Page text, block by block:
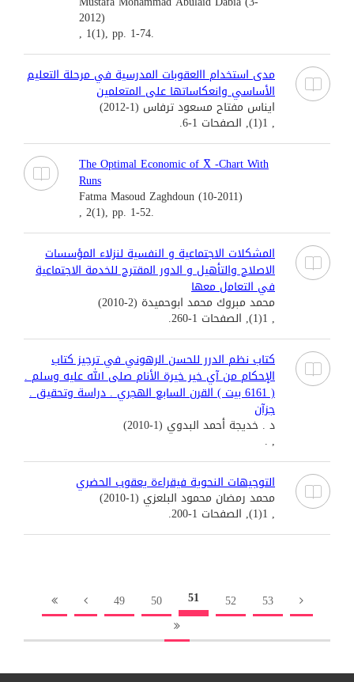
2012)
, 1(1), pp. 1-74.
مدى استخدام االعقوبات المدرسية في مرحلة التعليم
الأساسي وانعكاساتها على المتعلمين
ايناس مفتاح مسعود ترفاس (1-2012)
, 1(1), الصفحات 1-6.
The Optimal Economic of X̅ -Chart With
Runs
Fatma Masoud Zaghdoun (10-2011)
, 2(1), pp. 1-52.
المشكلات الاجتماعية و النفسية لنزلاء المؤسسات
الاصلاح والتأهيل و الدور المقترح للخدمة الاجتماعية
في التعامل معها
محمد مبروك محمد ابوحميدة (2-2010)
, 1(1), الصفحات 1-260.
كتاب نظم الدرر للحسن الرهوني في ترجيز كتاب
الإحكام من آي خير خيرة الأنام صلى الله عليه وسلم .
( 6161 بيت ) القرن السابع الهجري . دراسة وتحقيق .
جزآن
د . خديجة أحمد البدوي (1-2010)
, .
التوجيهات النحوية فيقراءة يعقوب الحضري
محمد رمضان محمود البلعزي (1-2010)
, 1(1), الصفحات 1-200.
49 50 51 52 53